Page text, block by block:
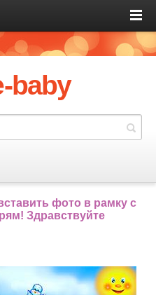
baby
фото в рамку с
Здравствуйте